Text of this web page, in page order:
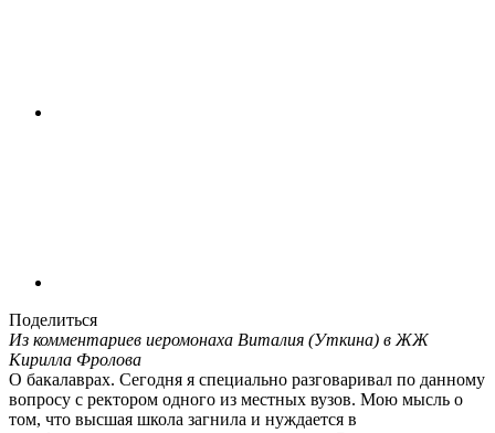
Поделиться
Из комментариев иеромонаха Виталия (Уткина) в ЖЖ
Кирилла Фролова
О бакалаврах. Сегодня я специально разговаривал по данному
вопросу с ректором одного из местных вузов. Мою мысль о
том, что высшая школа загнила и нуждается в